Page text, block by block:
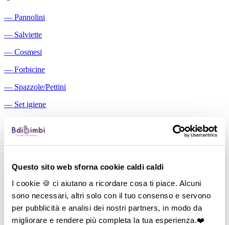
Questo sito web sforna cookie caldi caldi
I cookie 🍪 ci aiutano a ricordare cosa ti piace. Alcuni
sono necessari, altri solo con il tuo consenso e servono
per pubblicità e analisi dei nostri partners, in modo da
migliorare e rendere più completa la tua esperienza.❤️
― Pannolini
― Salviette
― Cosmesi
― Forbicine
― Spazzole/Pettini
― Set igiene
Aspiratori nasali manuali
―
Cuscini allattamento
―Biberon
―
Tettarelle